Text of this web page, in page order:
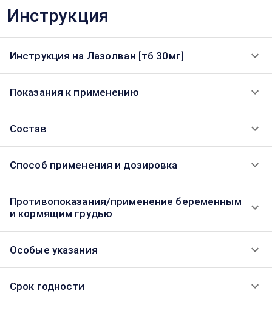
Инструкция
Инструкция на Лазолван [тб 30мг]
Показания к применению
Состав
Способ применения и дозировка
Противопоказания/применение беременным
и кормящим грудью
Особые указания
Срок годности